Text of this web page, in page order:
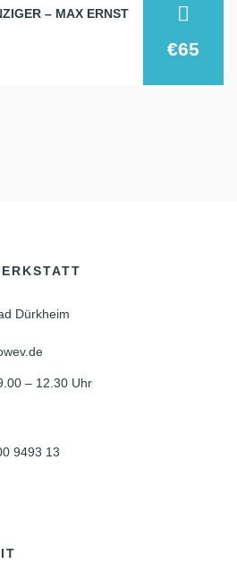
– MAX ERNST
€65
Dürkheim
– 12.30 Uhr
9493 13